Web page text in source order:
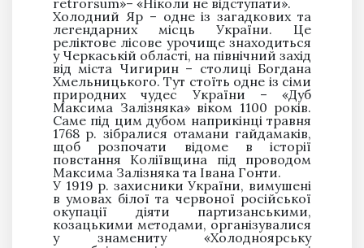
retrorsum»– «Ніколи не відступати».
Холодний Яр – одне із загадкових та
легендарних місць України. Це
реліктове лісове урочище знаходиться
у Черкаській області, на північний захід
від міста Чигирин – столиці Богдана
Хмельницького. Тут стоїть одне із сіми
природних чудес України – «Дуб
Максима Залізняка» віком 1100 років.
Саме під цим дубом наприкінці травня
1768 р. зібралися отамани гайдамаків,
щоб розпочати відоме в історії
повстання Коліївщина під проводом
Максима Залізняка та Івана Гонти.
У 1919 р. захисники України, вимушені
в умовах білої та червоної російської
окупації діяти партизанськими,
козацькими методами, організувалися
у знамениту «Холодноярську